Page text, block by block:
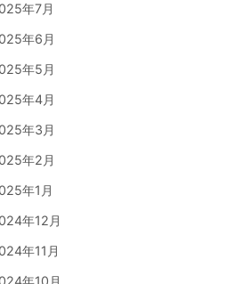
年7月
年6月
年5月
年4月
年3月
年2月
年1月
年12月
年11月
年10月